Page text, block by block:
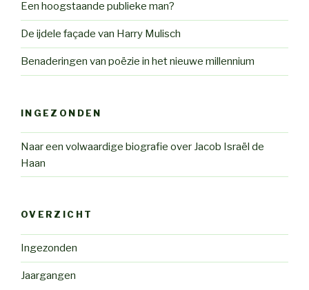
Een hoogstaande publieke man?
De ijdele façade van Harry Mulisch
Benaderingen van poëzie in het nieuwe millennium
INGEZONDEN
Naar een volwaardige biografie over Jacob Israël de
Haan
OVERZICHT
Ingezonden
Jaargangen